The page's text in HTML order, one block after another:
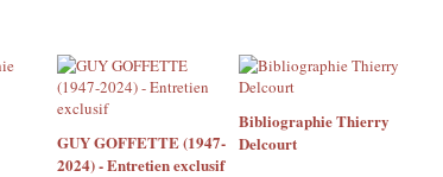
GUY GOFFETTE (1947-
2024) - Entretien exclusif
Bibliographie Thierry
Delcourt